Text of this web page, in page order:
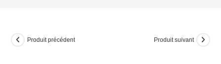
Produit précédent Produit suivant